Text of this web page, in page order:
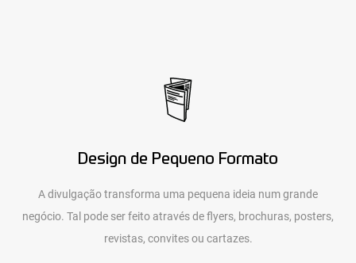
Design de Pequeno Formato
A divulgação transforma uma pequena ideia num grande
negócio. Tal pode ser feito através de flyers, brochuras, posters,
revistas, convites ou cartazes.